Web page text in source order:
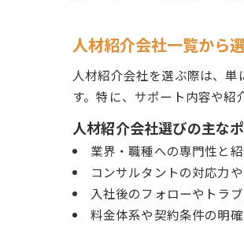
人材紹介会社一覧から
人材紹介会社を選ぶ際は、
す。特に、サポート内容や紹
人材紹介会社選びの主な
業界・職種への専門性と
コンサルタントの対応力
入社後のフォローやトラ
料金体系や契約条件の明